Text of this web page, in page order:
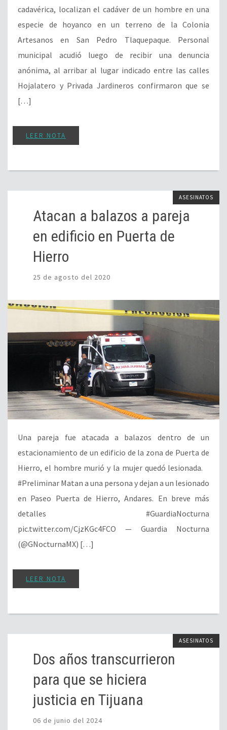
cadavérica, localizan el cadáver de un hombre en una
especie de hoyanco en un terreno de la Colonia
Artesanos en San Pedro Tlaquepaque. Personal
municipal acudió luego de recibir una denuncia
anónima, al arribar al lugar indicado entre las calles
Hojalatero y Privada Jardineros confirmaron que se
[…]
LEER NOTA
ASESINATOS
Atacan a balazos a pareja
en edificio en Puerta de
Hierro
25 de agosto del 2020
Una pareja fue atacada a balazos dentro de un
estacionamiento de un edificio de la zona de Puerta de
Hierro, el hombre murió y la mujer quedó lesionada.
#Preliminar Matan a una persona y dejan a un lesionado
en Paseo Puerta de Hierro, Andares. En breve más
detalles #GuardiaNocturna
pic.twitter.com/CjzKGc4FCO — Guardia Nocturna
(@GNocturnaMX) […]
LEER NOTA
ASESINATOS
Dos años transcurrieron
para que se hiciera
justicia en Tijuana
06 de junio del 2024